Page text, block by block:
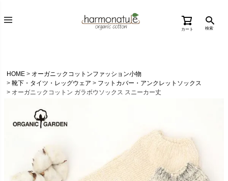
カート 検索
HOME
オーガニックコットンファッション小物
靴下・タイツ・レッグウェア
フットカバー・アンクレットソックス
オーガニックコットン ガラボウソックス スニーカー丈